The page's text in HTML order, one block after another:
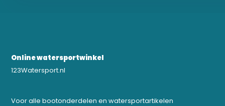
Online watersportwinkel
123Watersport.nl
Voor alle bootonderdelen en watersportartikelen